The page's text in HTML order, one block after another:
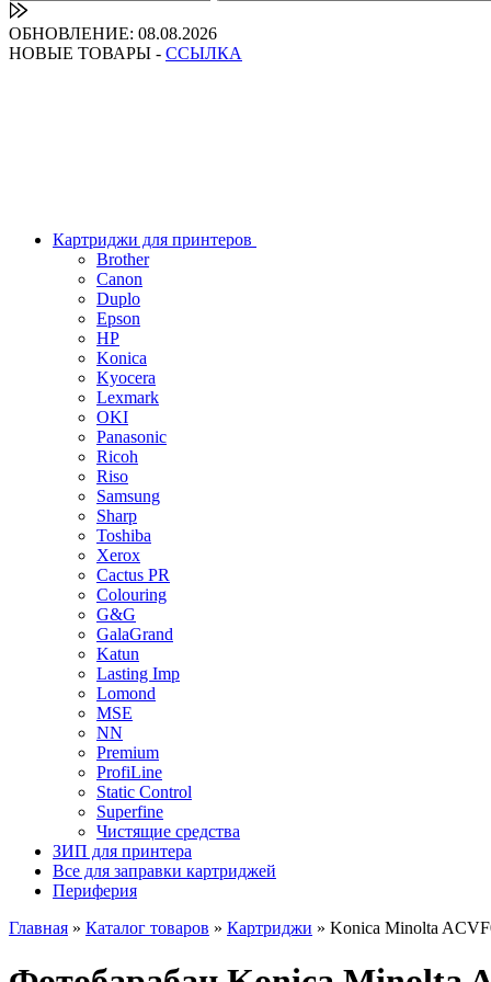
ОБНОВЛЕНИЕ: 08.08.2026
НОВЫЕ ТОВАРЫ - ССЫЛКА
Картриджи для принтеров
Brother
Canon
Duplo
Epson
HP
Konica
Kyocera
Lexmark
OKI
Panasonic
Ricoh
Riso
Samsung
Sharp
Toshiba
Xerox
Cactus PR
Colouring
G&G
GalaGrand
Katun
Lasting Imp
Lomond
MSE
NN
Premium
ProfiLine
Static Control
Superfine
Чистящие средства
ЗИП для принтера
Все для заправки картриджей
Периферия
Главная » Каталог товаров » Картриджи » Konica Minolta